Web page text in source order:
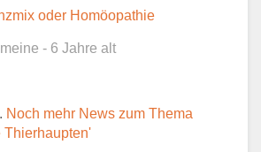
*
*
oder Homöopathie
- 6 Jahre alt
Noch mehr News zum Thema
Thierhaupten'